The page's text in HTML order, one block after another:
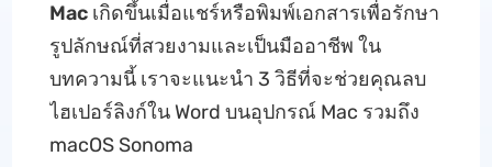
Macเกิดขึ้นเมื่อแชร์หรือพิมพ์เอกสารเพื่อรักษา
รูปลักษณ์ที่สวยงามและเป็นมืออาชีพ ใน
บทความนี้ เราจะแนะนํา 3 วิธีที่จะช่วยคุณลบ
ไฮเปอร์ลิงก์ใน Word บนอุปกรณ์ Mac รวมถึง
macOS Sonoma